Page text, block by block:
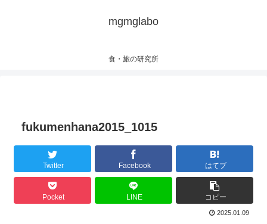
mgmglabo
食・旅の研究所
fukumenhana2015_1015
Twitter Facebook はてブ
Pocket LINE コピー
2025.01.09